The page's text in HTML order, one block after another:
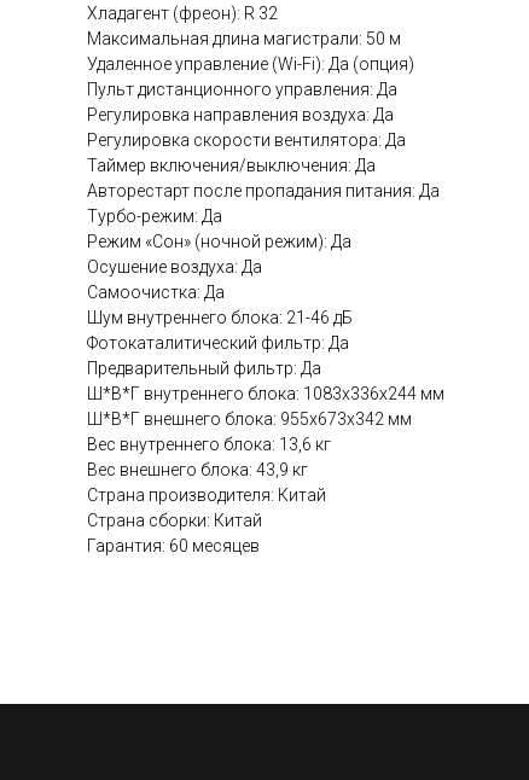
Хладагент (фреон): R 32
Максимальная длина магистрали: 50 м
Удаленное управление (Wi-Fi): Да (опция)
Пульт дистанционного управления: Да
Регулировка направления воздуха: Да
Регулировка скорости вентилятора: Да
Таймер включения/выключения: Да
Авторестарт после пропадания питания: Да
Турбо-режим: Да
Режим «Сон» (ночной режим): Да
Осушение воздуха: Да
Самоочистка: Да
Шум внутреннего блока: 21-46 дБ
Фотокаталитический фильтр: Да
Предварительный фильтр: Да
Ш*В*Г внутреннего блока: 1083х336x244 мм
Ш*В*Г внешнего блока: 955х673x342 мм
Вес внутреннего блока: 13,6 кг
Вес внешнего блока: 43,9 кг
Страна производителя: Китай
Страна сборки: Китай
Гарантия: 60 месяцев